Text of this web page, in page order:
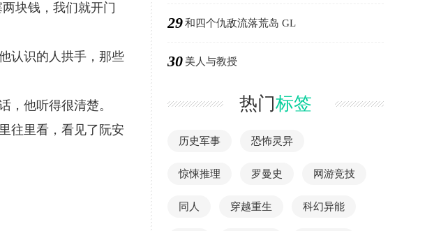
块钱，我们就开门
认识的人拱手，那些
，他听得很清楚。
往里看，看见了阮安
29和四个仇敌流落荒岛 GL
30 美人与教授
热门标签
历史军事 恐怖灵异
惊悚推理 罗曼史 网游竞技
同人 穿越重生 科幻异能